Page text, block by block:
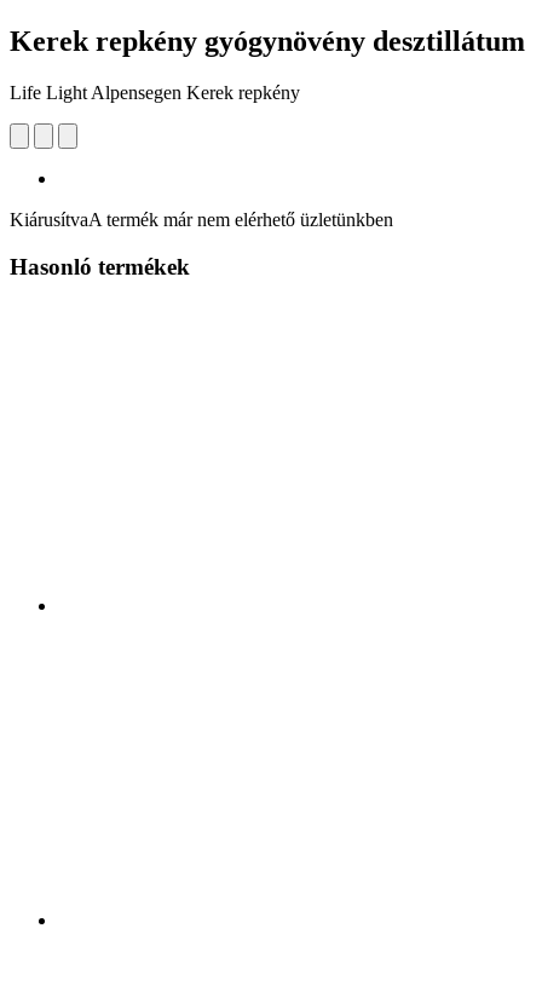
Kerek repkény gyógynövény desztillátum
Life Light Alpensegen Kerek repkény
KiárusítvaA termék már nem elérhető üzletünkben
Hasonló termékek